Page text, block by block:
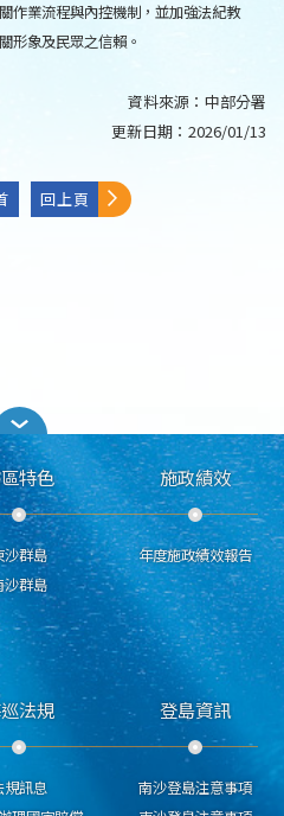
作業流程與內控機制，並加強法紀教
形象及民眾之信賴。
資料來源： 中部分署
更新日期： 2026/01/13
回上頁
特色
沙群島
沙群島
施政績效
年度施政績效報告
法規
規訊息
登島資訊
南沙登島注意事項